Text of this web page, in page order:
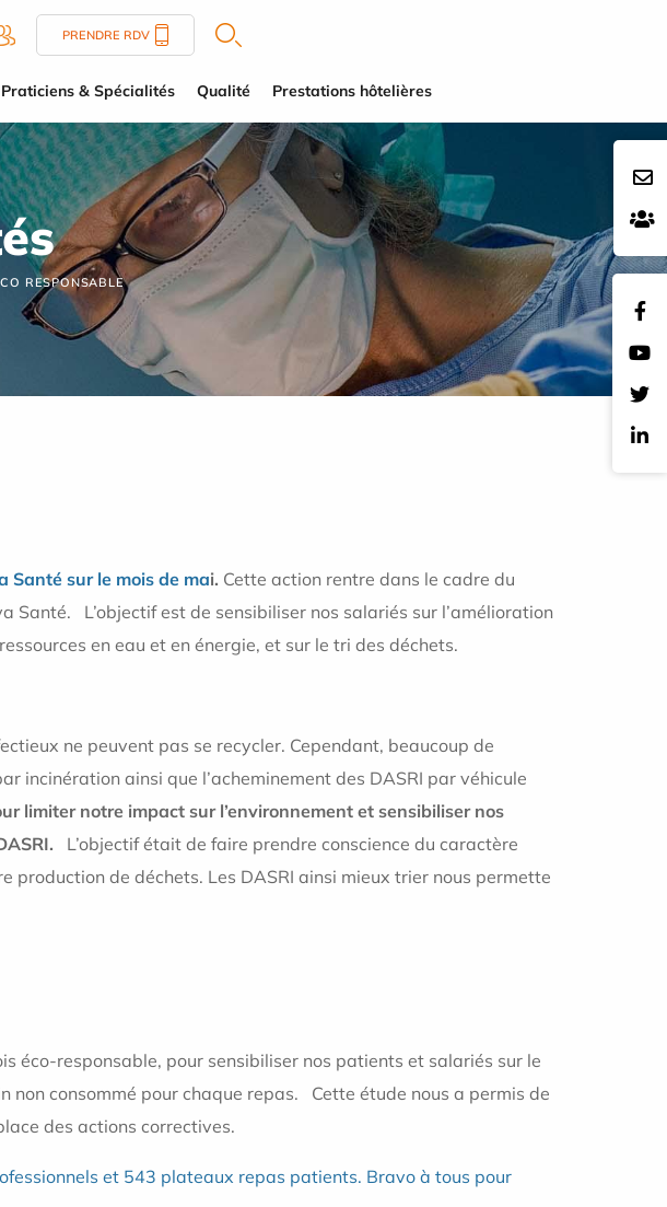
PRENDRE RDV
Praticiens & Spécialités Qualité Prestations hôtelières
RESPONSABLE
Santé sur le mois de mai. Cette action rentre dans le cadre du
Santé. L’objectif est de sensibiliser nos salariés sur l’amélioration
en eau et en énergie, et sur le tri des déchets.
ne peuvent pas se recycler. Cependant, beaucoup de
incinération ainsi que l’acheminement des DASRI par véhicule
limiter notre impact sur l’environnement et sensibiliser nos
L’objectif était de faire prendre conscience du caractère
de déchets. Les DASRI ainsi mieux trier nous permette
éco-responsable, pour sensibiliser nos patients et salariés sur le
consommé pour chaque repas. Cette étude nous a permis de
des actions correctives.
et 543 plateaux repas patients. Bravo à tous pour